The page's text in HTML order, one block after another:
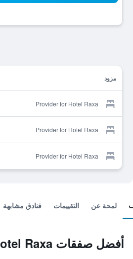
مزود
Provider for Hotel Raxa
Provider for Hotel Raxa
Provider for Hotel Raxa
لمحة عن التقييمات فنادق مشابهة
أفضل صفقات Hotel Raxa